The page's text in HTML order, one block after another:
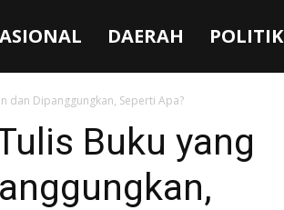
DAERAH POLITIK
dan Dipanggungkan, Seperti Apa?
Buku yang